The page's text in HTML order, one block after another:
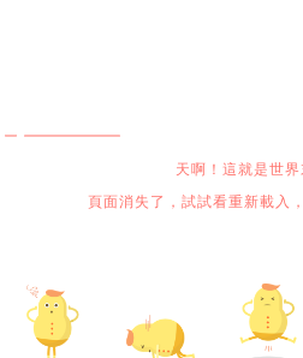
天啊！這就是世界
頁面消失了，試試看重新載入